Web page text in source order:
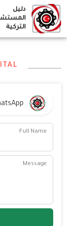
Skip
content
دليل
التركية
Full Name
Message